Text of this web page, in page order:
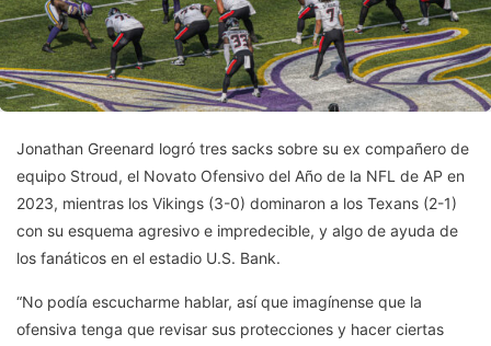
Jonathan Greenard logró tres sacks sobre su ex compañero de
equipo Stroud, el Novato Ofensivo del Año de la NFL de AP en
2023, mientras los Vikings (3-0) dominaron a los Texans (2-1)
con su esquema agresivo e impredecible, y algo de ayuda de
los fanáticos en el estadio U.S. Bank.
“No podía escucharme hablar, así que imagínense que la
ofensiva tenga que revisar sus protecciones y hacer ciertas